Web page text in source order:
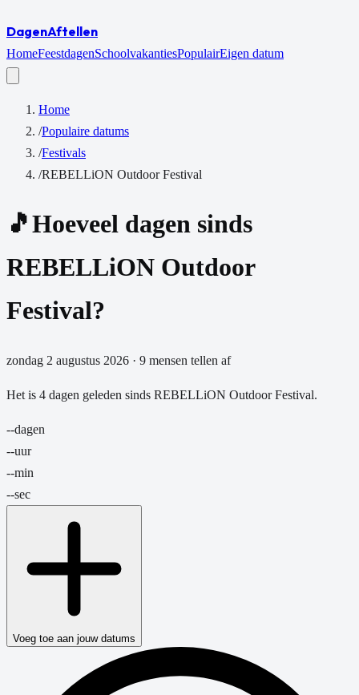
DagenAftellen
HomeFeestdagenSchoolvakantiesPopulairEigen datum
Home
/Populaire datums
/Festivals
/REBELLiON Outdoor Festival
🎵Hoeveel dagen sinds
REBELLiON Outdoor
Festival?
zondag 2 augustus 2026 · 9 mensen tellen af
Het is 4 dagen geleden sinds REBELLiON Outdoor Festival.
--dagen
--uur
--min
--sec
Voeg toe aan jouw datums